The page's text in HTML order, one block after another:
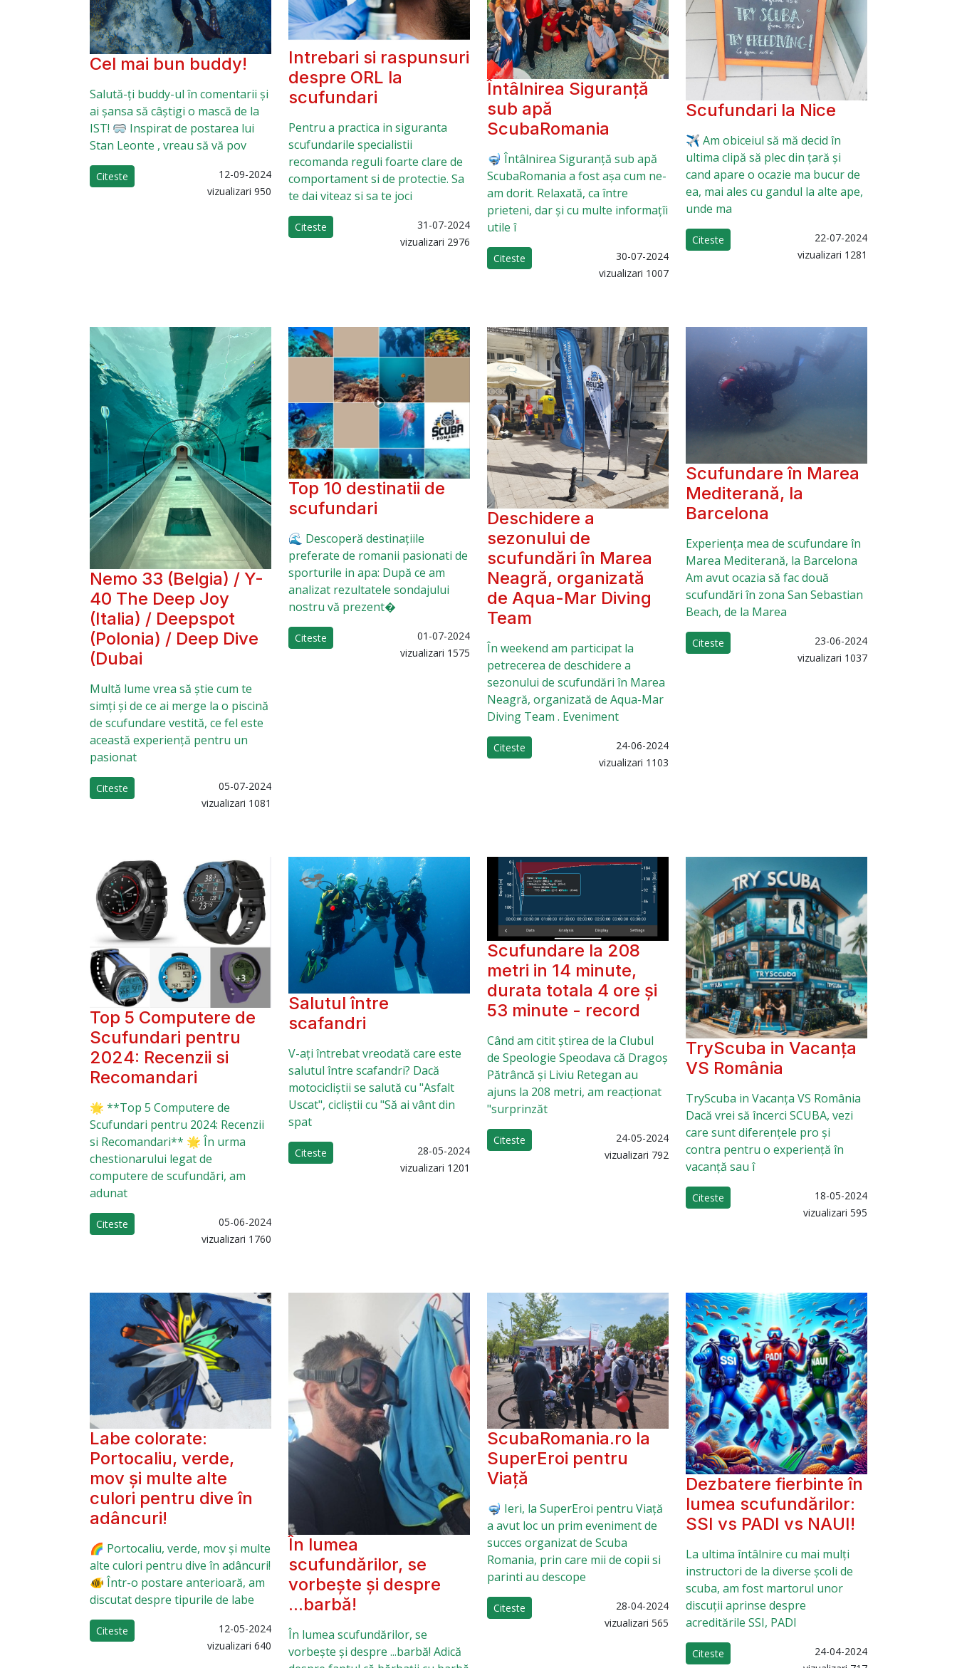
Cel mai bun buddy!
Salută-ți buddy-ul în comentarii și
ai șansa să câștigi o mască de la
IST! 🥽 Inspirat de postarea lui
Stan Leonte , vreau să vă pov
Citeste
12-09-2024
vizualizari 950
Intrebari si raspunsuri
despre ORL la
scufundari
Pentru a practica in siguranta
scufundarile specialistii
recomanda reguli foarte clare de
comportament si de protectie. Sa
te dai viteaz si sa te joci
Citeste
31-07-2024
vizualizari 2976
Întâlnirea Siguranță
sub apă
ScubaRomania
🤿 Întâlnirea Siguranță sub apă
ScubaRomania a fost așa cum ne-
am dorit. Relaxată, ca între
prieteni, dar și cu multe informațîi
utile î
Citeste
30-07-2024
vizualizari 1007
Scufundari la Nice
✈️ Am obiceiul să mă decid în
ultima clipă să plec din țară și
cand apare o ocazie ma bucur de
ea, mai ales cu gandul la alte ape,
unde ma
Citeste
22-07-2024
vizualizari 1281
Nemo 33 (Belgia) / Y-
40 The Deep Joy
(Italia) / Deepspot
(Polonia) / Deep Dive
(Dubai
Multă lume vrea să știe cum te
simți și de ce ai merge la o piscină
de scufundare vestită, ce fel este
această experiență pentru un
pasionat
Citeste
05-07-2024
vizualizari 1081
Top 10 destinatii de
scufundari
🌊 Descoperă destinațiile
preferate de romanii pasionati de
sporturile in apa: După ce am
analizat rezultatele sondajului
nostru vă prezent�
Citeste
01-07-2024
vizualizari 1575
Deschidere a
sezonului de
scufundări în Marea
Neagră, organizată
de Aqua-Mar Diving
Team
În weekend am participat la
petrecerea de deschidere a
sezonului de scufundări în Marea
Neagră, organizată de Aqua-Mar
Diving Team . Eveniment
Citeste
24-06-2024
vizualizari 1103
Scufundare în Marea
Mediterană, la
Barcelona
Experiența mea de scufundare în
Marea Mediterană, la Barcelona
Am avut ocazia să fac două
scufundări în zona San Sebastian
Beach, de la Marea
Citeste
23-06-2024
vizualizari 1037
Top 5 Computere de
Scufundari pentru
2024: Recenzii si
Recomandari
🌟 **Top 5 Computere de
Scufundari pentru 2024: Recenzii
si Recomandari** 🌟 În urma
chestionarului legat de
computere de scufundări, am
adunat
Citeste
05-06-2024
vizualizari 1760
Salutul între
scafandri
V-ați întrebat vreodată care este
salutul între scafandri? Dacă
motocicliștii se salută cu "Asfalt
Uscat", cicliștii cu "Să ai vânt din
spat
Citeste
28-05-2024
vizualizari 1201
Scufundare la 208
metri in 14 minute,
durata totala 4 ore și
53 minute - record
Când am citit știrea de la Clubul
de Speologie Speodava că Dragoș
Pătrâncă și Liviu Retegan au
ajuns la 208 metri, am reacționat
"surprinzăt
Citeste
24-05-2024
vizualizari 792
TryScuba in Vacanța
VS România
TryScuba in Vacanța VS România
Dacă vrei să încerci SCUBA, vezi
care sunt diferențele pro și
contra pentru o experiență în
vacanță sau î
Citeste
18-05-2024
vizualizari 595
Labe colorate:
Portocaliu, verde,
mov și multe alte
culori pentru dive în
adâncuri!
🌈 Portocaliu, verde, mov și multe
alte culori pentru dive în adâncuri!
🐠 Într-o postare anterioară, am
discutat despre tipurile de labe
Citeste
12-05-2024
vizualizari 640
În lumea
scufundărilor, se
vorbește și despre
...barbă!
În lumea scufundărilor, se
vorbește și despre ...barbă! Adică
ScubaRomania.ro la
SuperEroi pentru
Viață
🤿 Ieri, la SuperEroi pentru Viață
a avut loc un prim eveniment de
succes organizat de Scuba
Romania, prin care mii de copii si
parinti au descope
Citeste
28-04-2024
vizualizari 565
Dezbatere fierbinte în
lumea scufundărilor:
SSI vs PADI vs NAUI!
La ultima întâlnire cu mai mulți
instructori de la diverse școli de
scuba, am fost martorul unor
discuții aprinse despre
acreditările SSI, PADI
Citeste
24-04-2024